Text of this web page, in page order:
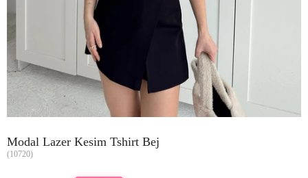
Modal Lazer Kesim Tshirt Bej
(10720)